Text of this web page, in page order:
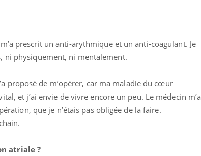
prescrit un anti-arythmique et un anti-coagulant. Je
ni physiquement, ni mentalement.
proposé de m’opérer, car ma maladie du cœur
et j’ai envie de vivre encore un peu. Le médecin m’a
que je n’étais pas obligée de la faire.
atriale ?